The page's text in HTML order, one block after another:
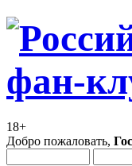
18+
Добро пожаловать,